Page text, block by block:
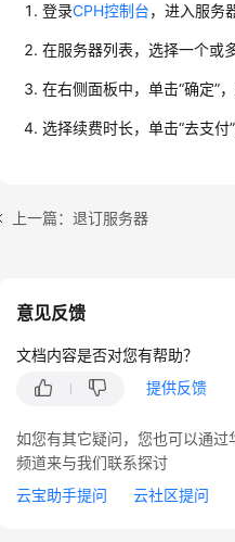
登录CPH控制台，进入服务
在服务器列表，选择一个或
在右侧面板中，单击“确定”，
选择续费时长，单击“去支付
上一篇：退订服务器
意见反馈
文档内容是否对您有帮助？
提供反馈
如您有其它疑问，您也可以通过
频道来与我们联系探讨
云宝助手提问
云社区提问